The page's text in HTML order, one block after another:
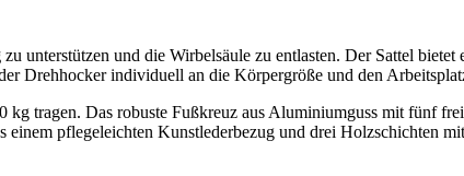
zu unterstützen und die Wirbelsäule zu entlasten. Der Sattel
Drehhocker individuell an die Körpergröße und den
tragen. Das robuste Fußkreuz aus Aluminiumguss mit fünf
pflegeleichten Kunstlederbezug und drei Holzschichten